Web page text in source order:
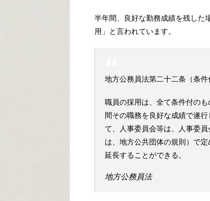
半年間、良好な勤務成績を残した
用」と言われています。
地方公務員法第二十二条（条
職員の採用は、全て条件付の
間その職務を良好な成績で遂
て、人事委員会等は、人事委
は、地方公共団体の規則）で
延長することができる。
地方公務員法